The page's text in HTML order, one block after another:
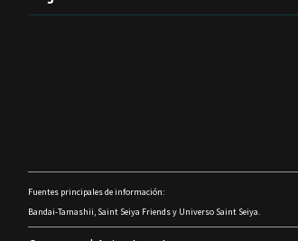
Fuentes principales de información:
Bandai-Tamashii, Saint Seiya Friends y Universo Saint Seiya.